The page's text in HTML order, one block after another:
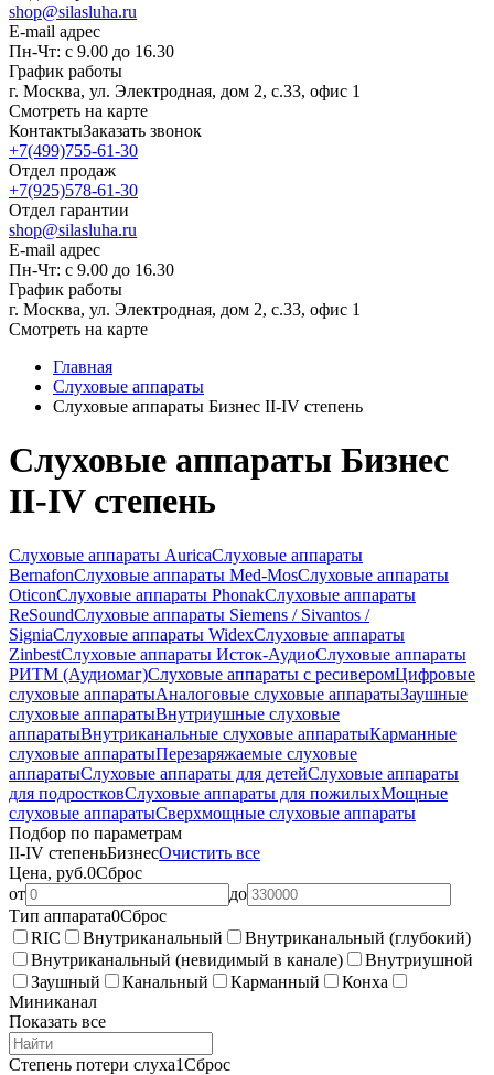
shop@silasluha.ru
E-mail адрес
Пн-Чт: с 9.00 до 16.30
График работы
г. Москва, ул. Электродная, дом 2, с.33, офис 1
Смотреть на карте
КонтактыЗаказать звонок
+7(499)755-61-30
Отдел продаж
+7(925)578-61-30
Отдел гарантии
shop@silasluha.ru
E-mail адрес
Пн-Чт: с 9.00 до 16.30
График работы
г. Москва, ул. Электродная, дом 2, с.33, офис 1
Смотреть на карте
Главная
Слуховые аппараты
Слуховые аппараты Бизнес II-IV степень
Слуховые аппараты Бизнес
II-IV степень
Слуховые аппараты AuricaСлуховые аппараты
BernafonСлуховые аппараты Med-MosСлуховые аппараты
OticonСлуховые аппараты PhonakСлуховые аппараты
ReSoundСлуховые аппараты Siemens / Sivantos /
SigniaСлуховые аппараты WidexСлуховые аппараты
ZinbestСлуховые аппараты Исток-АудиоСлуховые аппараты
РИТМ (Аудиомаг)Слуховые аппараты с ресиверомЦифровые
слуховые аппаратыАналоговые слуховые аппаратыЗаушные
слуховые аппаратыВнутриушные слуховые
аппаратыВнутриканальные слуховые аппаратыКарманные
слуховые аппаратыПерезаряжаемые слуховые
аппаратыСлуховые аппараты для детейСлуховые аппараты
для подростковСлуховые аппараты для пожилыхМощные
слуховые аппаратыСверхмощные слуховые аппараты
Подбор по параметрам
II-IV степеньБизнесОчистить все
Цена, руб.0Сброс
от
до
Тип аппарата0Сброс
RIC
Внутриканальный
Внутриканальный (глубокий)
Внутриканальный (невидимый в канале)
Внутриушной
Заушный
Канальный Карманный
Конха
Миниканал
Показать все
Степень потери слуха1Сброс